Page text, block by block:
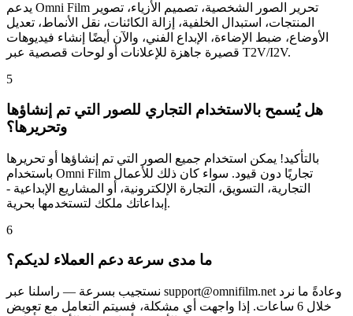
يدعم Omni Film تحرير الصور الشخصية، تصميم الأزياء، تصوير
المنتجات، استبدال الخلفية، إزالة الكائنات، نقل الأنماط، تعديل
الأوضاع، ضبط الإضاءة، الإبداع الفني، والآن أيضًا إنشاء فيديوهات
قصيرة جاهزة للإعلانات أو لوحات قصصية عبر T2V/I2V.
5
هل يُسمح بالاستخدام التجاري للصور التي تم إنشاؤها
وتحريرها؟
بالتأكيد! يمكن استخدام جميع الصور التي تم إنشاؤها أو تحريرها
باستخدام Omni Film تجاريًا دون قيود. سواء كان ذلك للأعمال
التجارية، التسويق، التجارة الإلكترونية، أو المشاريع الإبداعية -
إبداعاتك ملكك لتستخدمها بحرية.
6
ما مدى سرعة دعم العملاء لديكم؟
نستجيب بسرعة — راسلنا عبر support@omnifilm.net وعادةً ما نرد
خلال 6 ساعات. إذا واجهت أي مشكلة، فسيتم التعامل مع تعويض